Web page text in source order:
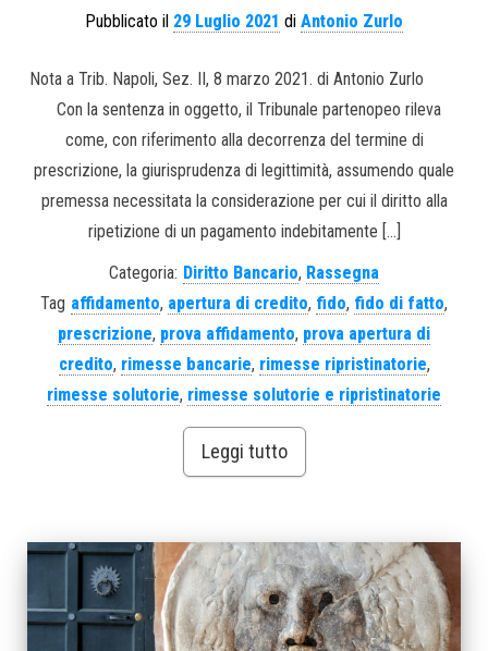
Pubblicato il 29 Luglio 2021 di Antonio Zurlo
Nota a Trib. Napoli, Sez. II, 8 marzo 2021. di Antonio Zurlo
Con la sentenza in oggetto, il Tribunale partenopeo rileva
come, con riferimento alla decorrenza del termine di
prescrizione, la giurisprudenza di legittimità, assumendo quale
premessa necessitata la considerazione per cui il diritto alla
ripetizione di un pagamento indebitamente […]
Categoria: Diritto Bancario, Rassegna
Tag affidamento, apertura di credito, fido, fido di fatto,
prescrizione, prova affidamento, prova apertura di
credito, rimesse bancarie, rimesse ripristinatorie,
rimesse solutorie, rimesse solutorie e ripristinatorie
Leggi tutto